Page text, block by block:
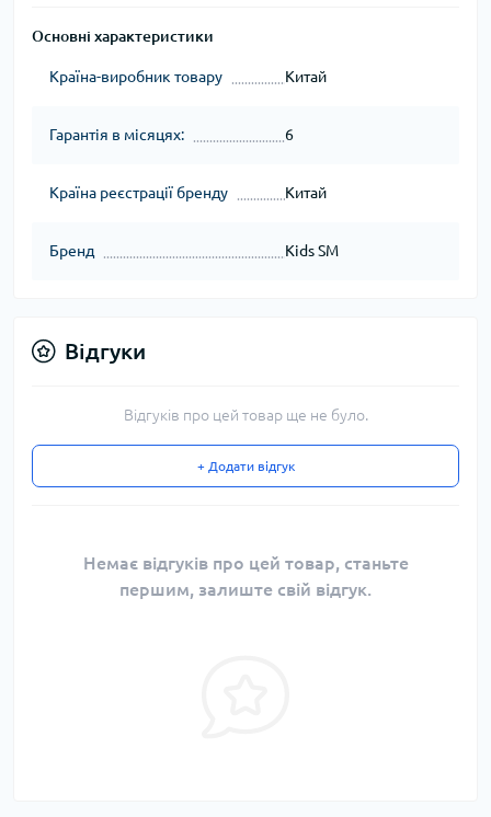
Основні характеристики
Країна-виробник товару Китай
Гарантія в місяцях: 6
Країна реєстрації бренду Китай
Бренд Kids SM
Відгуки
Відгуків про цей товар ще не було.
+ Додати відгук
Немає відгуків про цей товар, станьте
першим, залиште свій відгук.